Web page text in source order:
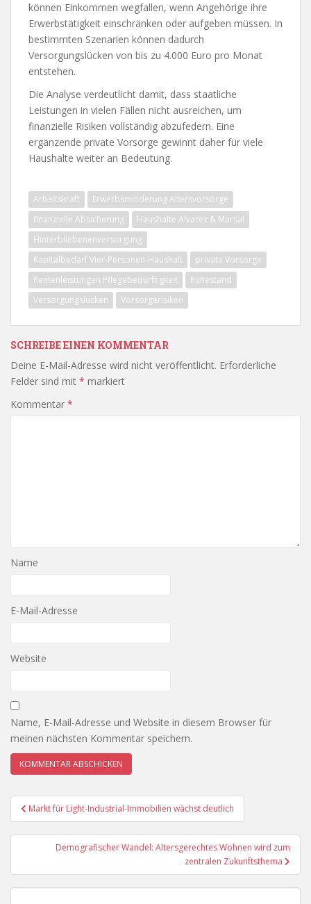
können Einkommen wegfallen, wenn Angehörige ihre
Erwerbstätigkeit einschränken oder aufgeben müssen. In
bestimmten Szenarien können dadurch
Versorgungslücken von bis zu 4.000 Euro pro Monat
entstehen.
Die Analyse verdeutlicht damit, dass staatliche
Leistungen in vielen Fällen nicht ausreichen, um
finanzielle Risiken vollständig abzufedern. Eine
ergänzende private Vorsorge gewinnt daher für viele
Haushalte weiter an Bedeutung.
Arbeitskraft
Erwerbsminderung Altersvorsorge
finanzielle Absicherung
Haushalte Alvarez & Marsal
Hinterbliebenenversorgung
Kapitalbedarf Vier-Personen-Haushalt
private Vorsorge
Rentenleistungen Pflegebedürftigkeit
Ruhestand
Versorgungslücken
Vorsorgerisiken
SCHREIBE EINEN KOMMENTAR
Deine E-Mail-Adresse wird nicht veröffentlicht. Erforderliche
Felder sind mit * markiert
Kommentar *
Name
E-Mail-Adresse
Website
Name, E-Mail-Adresse und Website in diesem Browser für
meinen nächsten Kommentar speichern.
Beitragsnavigation
Markt für Light-Industrial-Immobilien wächst deutlich
Demografischer Wandel: Altersgerechtes Wohnen wird zum
zentralen Zukunftsthema